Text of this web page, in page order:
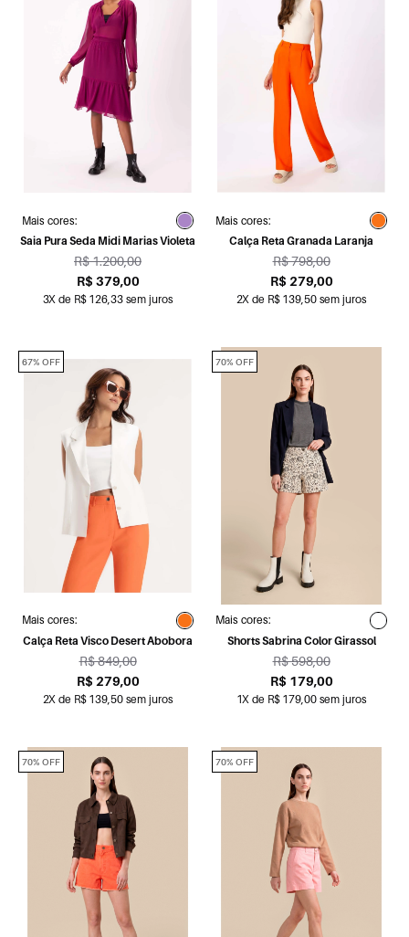
Mais cores:
Saia Pura Seda Midi Marias Violeta
R$ 1.200,00
R$ 379,00
3X de R$ 126,33 sem juros
Mais cores:
Calça Reta Granada Laranja
R$ 798,00
R$ 279,00
2X de R$ 139,50 sem juros
Mais cores:
Calça Reta Visco Desert Abobora
R$ 849,00
R$ 279,00
2X de R$ 139,50 sem juros
67% OFF
Mais cores:
Shorts Sabrina Color Girassol
R$ 598,00
R$ 179,00
1X de R$ 179,00 sem juros
70% OFF
70% OFF 70% OFF